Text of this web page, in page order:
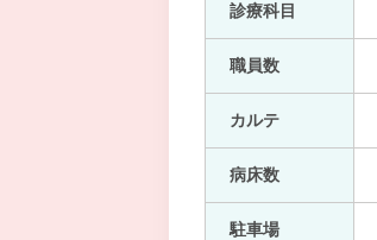
診療科目
職員数
カルテ
病床数
駐車場